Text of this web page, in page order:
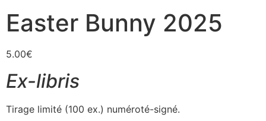
Easter Bunny 2025
5.00€
Ex-libris
Tirage limité (100 ex.) numéroté-signé.